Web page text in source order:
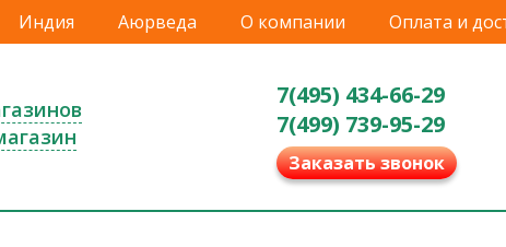
Индия Аюрведа О компании Оплата и
7(495) 434-66-29
7(499) 739-95-29
Заказать звонок